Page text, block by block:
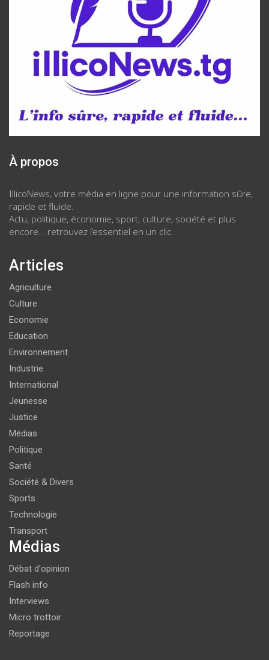
À propos
IllicoNews, votre média en ligne pour une information sûre,
rapide et fluide.
Actu, politique, économie, sport, culture, société et plus
encore… retrouvez l’essentiel en un clic.
Articles
Agriculture
Culture
Economie
Education
Environnement
Industrie
International
Jeunesse
Justice
Médias
Politique
Santé
Société & Divers
Sports
Technologie
Transport
Médias
Débat d'opinion
Flash info
Interviews
Micro trottoir
Reportage